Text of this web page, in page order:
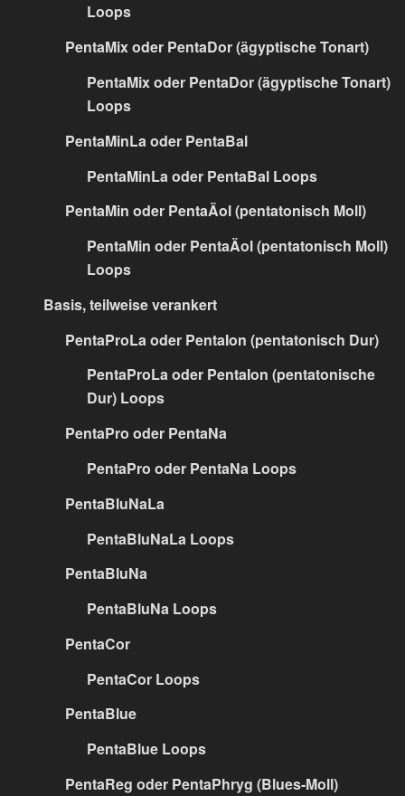
Loops
PentaMix oder PentaDor (ägyptische Tonart)
PentaMix oder PentaDor (ägyptische Tonart)
Loops
PentaMinLa oder PentaBal
PentaMinLa oder PentaBal Loops
PentaMin oder PentaÄol (pentatonisch Moll)
PentaMin oder PentaÄol (pentatonisch Moll)
Loops
Basis, teilweise verankert
PentaProLa oder PentaIon (pentatonisch Dur)
PentaProLa oder PentaIon (pentatonische
Dur) Loops
PentaPro oder PentaNa
PentaPro oder PentaNa Loops
PentaBluNaLa
PentaBluNaLa Loops
PentaBluNa
PentaBluNa Loops
PentaCor
PentaCor Loops
PentaBlue
PentaBlue Loops
PentaReg oder PentaPhryg (Blues-Moll)